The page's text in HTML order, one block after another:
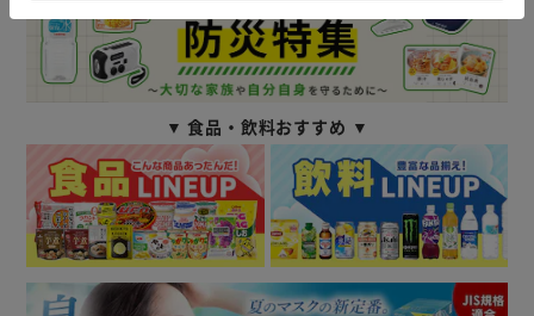
▼ 食品・飲料おすすめ ▼